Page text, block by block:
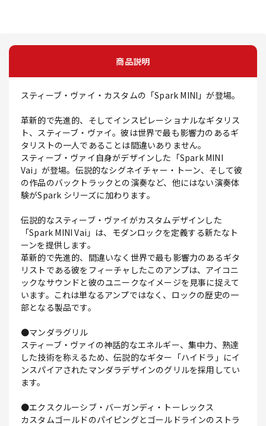
商品説明
スティーブ・ヴァイ・カスタムの「Spark MINI」が登場。
革新的で先進的、そしてインスピレーショナルなギタリス
ト、スティーブ・ヴァイ。彼は世界で最も影響力のあるギ
タリストの一人であることは間違いありません。
スティーブ・ヴァイ自身がデザインした「Spark MINI
Vai」が登場。伝説的なシグネイチャー・トーン、そして彼
の作品のバックトラックとの演奏など、他にはない演奏体
験がSpark シリーズに加わります。
伝説的なスティーブ・ヴァイがカスタムデザインした
「Spark MINI Vai」は、モダンロックを定義する新たなト
ーンを提供します。
革新的で先進的、間違いなく世界で最も影響力のあるギタ
リストである彼をフィーチャしたこのアンプは、アイコニ
ックなサウンドと彼のユニークなイメージを見事に捉えて
います。これは単なるアンプではなく、ロックの歴史の一
部となる製品です。
●マンダラグリル
スティーブ・ヴァイの神話的なエネルギー、集中力、熟達
した技術を称えるため、伝説的なギター「ハイドラ」にイ
ンスパイアされたマンダラデザインのグリルを採用してい
ます。
●エクスクルーシブ・バーガンディ・トーレックス
カスタムゴールドのパイピングとゴールドラインのストラ